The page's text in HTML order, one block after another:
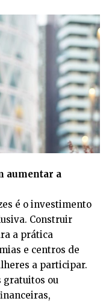
aumentar a
é o investimento
Construir
a prática
e centros de
a participar.
gratuitos ou